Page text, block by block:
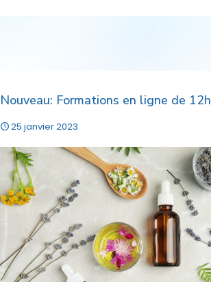
Nouveau: Formations en ligne de 12h
25 janvier 2023